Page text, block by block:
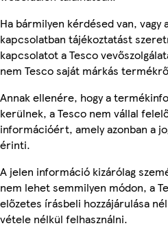
Ha bármilyen kérdésed van,
kapcsolatban tájékoztatást
kapcsolatot a Tesco
nem Tesco saját márkás
Annak ellenére, hogy a
kerülnek, a Tesco nem vállal
információért, amely azonban a
érinti.
A jelen információ kizárólag
nem lehet semmilyen módon, a
előzetes írásbeli hozzájárulása
vétele nélkül felhasználni.